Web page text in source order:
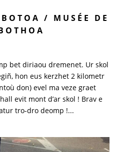
/ MUSÉE DE
bet diriaou dremenet. Ur skol
hon eus kerzhet 2 kilometr
don) evel ma veze graet
evit mont d’ar skol ! Brav e
tro-dro deomp !...